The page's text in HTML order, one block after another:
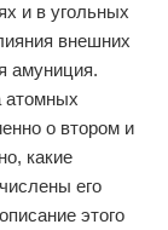
и в угольных
внешних
амуниция.
атомных
о втором и
какие
его
этого